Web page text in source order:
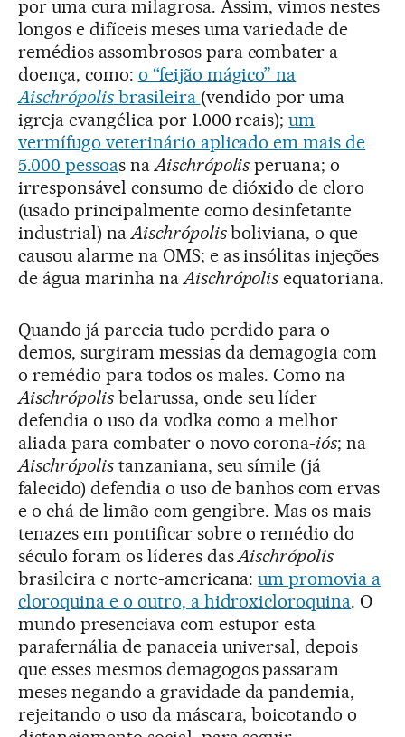
por uma cura milagrosa. Assim, vimos nestes
longos e difíceis meses uma variedade de
remédios assombrosos para combater a
doença, como: o “feijão mágico” na
Aischrópolisbrasileira (vendido por uma
igreja evangélica por 1.000 reais);um
vermífugo veterinário aplicado em mais de
5.000 pessoas naAischrópolis peruana; o
irresponsável consumo de dióxido de cloro
(usado principalmente como desinfetante
industrial) naAischrópolisboliviana, o que
causou alarme na OMS; e as insólitas injeções
de água marinha naAischrópolis equatoriana.
Quando já parecia tudo perdido para o
demos, surgiram messias da demagogia com
o remédio para todos os males. Como na
Aischrópolisbelarussa, onde seu líder
defendia o uso da vodka como a melhor
aliada para combater o novo corona-iós; na
Aischrópolistanzaniana, seu símile (já
falecido) defendia o uso de banhos com ervas
e o chá de limão com gengibre. Mas os mais
tenazes em pontificar sobre o remédio do
século foram os líderes dasAischrópolis
brasileira e norte-americana:um promovia a
cloroquina e o outro, a hidroxicloroquina. O
mundo presenciava com estupor esta
parafernália de panaceia universal, depois
que esses mesmos demagogos passaram
meses negando a gravidade da pandemia,
rejeitando o uso da máscara, boicotando o